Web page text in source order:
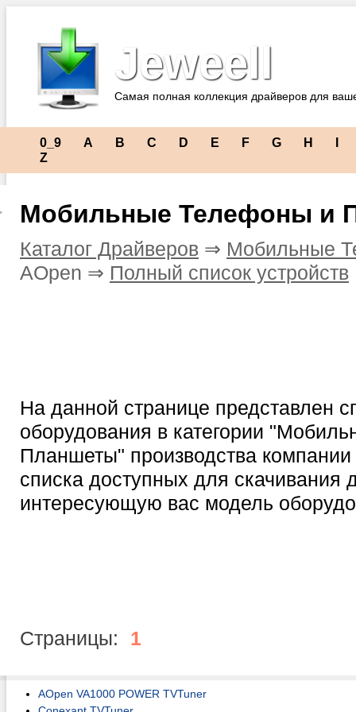
Jeweell
Самая полная коллекция драйверов для
0_9 A B C D E F G H
Z
Мобильные Телефоны и
Каталог Драйверов ⇒ Мобильные
AOpen ⇒ Полный список устройств
На данной странице представлен
оборудования в категории
Планшеты" производства
списка доступных для скачивания
интересующую вас модель
Страницы: 1
AOpen VA1000 POWER TVTuner